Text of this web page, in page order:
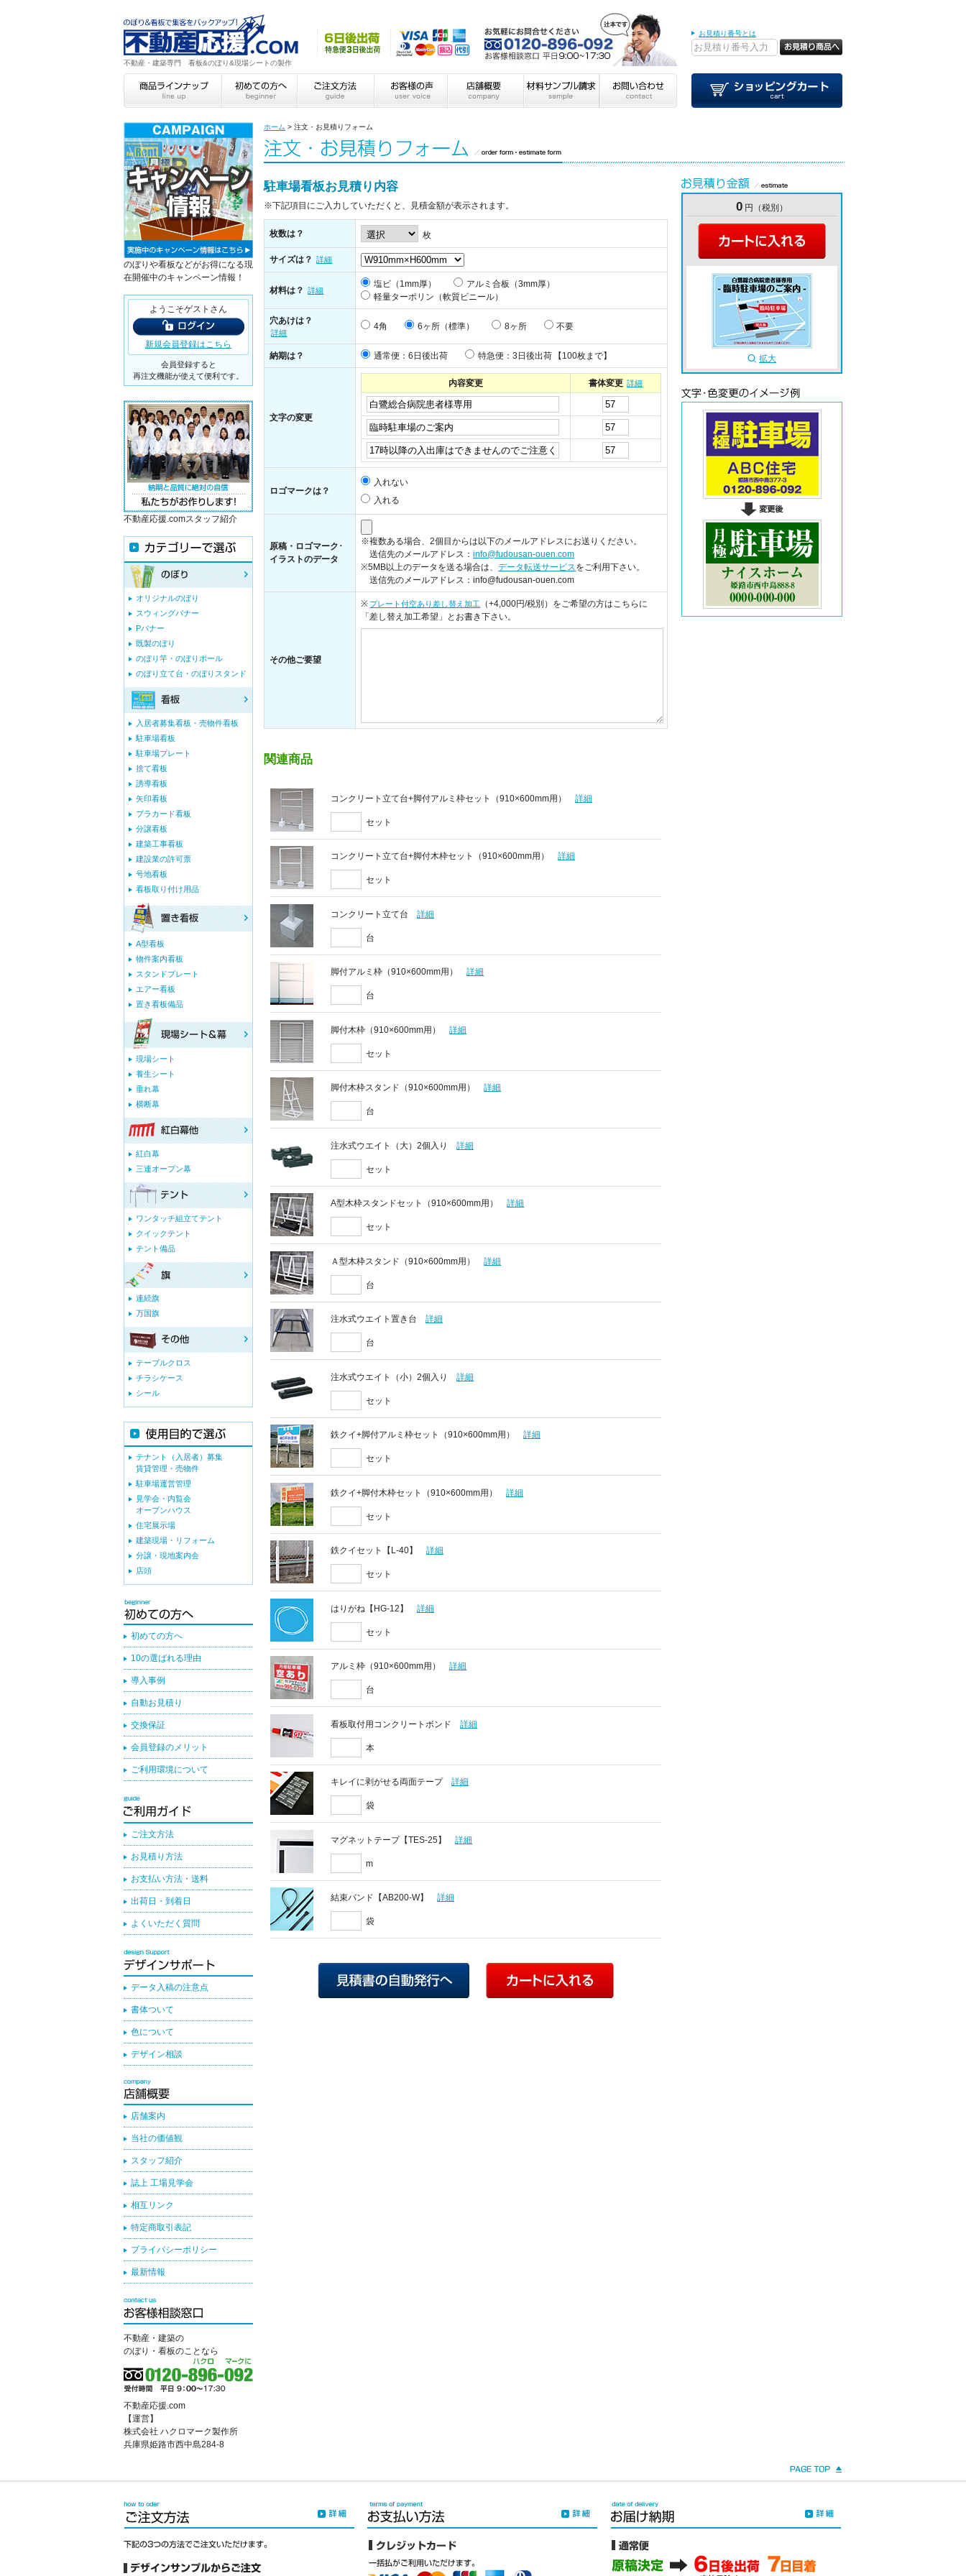
不動産・建築専門 看板&のぼり&現場シートの製作
お見積り番号とは
ホーム > 注文・お見積りフォーム
駐車場看板お見積り内容
※下記項目にご入力していただくと、見積金額が表示されます。
枚数は？ 枚
サイズは？ 詳細
材料は？ 詳細
塩ビ（1mm厚）
アルミ合板（3mm厚）
軽量ターポリン（軟質ビニール）
穴あけは？
詳細
4角 6ヶ所（標準） 8ヶ所 不要
納期は？ 通常便：6日後出荷 特急便：3日後出荷 【100枚まで】
文字の変更
内容変更 書体変更 詳細
ロゴマークは？
入れない
入れる
原稿・ロゴマーク･
イラストのデータ
※複数ある場合、2個目からは以下のメールアドレスにお送りください。
送信先のメールアドレス：info@fudousan-ouen.com
※5MB以上のデータを送る場合は、データ転送サービスをご利用下さい。
送信先のメールアドレス：info@fudousan-ouen.com
その他ご要望
※ プレート付空あり差し替え加工
（+4,000円/税別）をご希望の方はこちらに
「差し替え加工希望」とお書き下さい。
関連商品
コンクリート立て台+脚付アルミ枠セット（910×600mm用） 詳細
セット
コンクリート立て台+脚付木枠セット（910×600mm用） 詳細
セット
コンクリート立て台 詳細
台
脚付アルミ枠（910×600mm用） 詳細
台
脚付木枠（910×600mm用） 詳細
セット
脚付木枠スタンド（910×600mm用） 詳細
台
注水式ウエイト（大）2個入り 詳細
セット
A型木枠スタンドセット（910×600mm用） 詳細
セット
Ａ型木枠スタンド（910×600mm用） 詳細
台
注水式ウエイト置き台 詳細
台
注水式ウエイト（小）2個入り 詳細
セット
鉄クイ+脚付アルミ枠セット（910×600mm用） 詳細
セット
鉄クイ+脚付木枠セット（910×600mm用） 詳細
セット
鉄クイセット【L-40】 詳細
セット
はりがね【HG-12】 詳細
セット
アルミ枠（910×600mm用） 詳細
台
看板取付用コンクリートボンド 詳細
本
キレイに剥がせる両面テープ 詳細
袋
マグネットテープ【TES-25】 詳細
m
結束バンド【AB200-W】 詳細
袋
0 円（税別）
拡大
のぼりや看板などがお得になる現
在開催中のキャンペーン情報！
ようこそゲストさん
新規会員登録はこちら
会員登録すると
再注文機能が使えて便利です。
不動産応援.comスタッフ紹介
オリジナルのぼり
スウィングバナー
Pバナー
既製のぼり
のぼり竿・のぼりポール
のぼり立て台・のぼりスタンド
入居者募集看板・売物件看板
駐車場看板
駐車場プレート
捨て看板
誘導看板
矢印看板
プラカード看板
分譲看板
建築工事看板
建設業の許可票
号地看板
看板取り付け用品
A型看板
物件案内看板
スタンドプレート
エアー看板
置き看板備品
現場シート
養生シート
垂れ幕
横断幕
紅白幕
三連オープン幕
ワンタッチ組立てテント
クイックテント
テント備品
連続旗
万国旗
テーブルクロス
チラシケース
シール
テナント（入居者）募集
賃貸管理・売物件
駐車場運営管理
見学会・内覧会
オープンハウス
住宅展示場
建築現場・リフォーム
分譲・現地案内会
店頭
初めての方へ
10の選ばれる理由
導入事例
自動お見積り
交換保証
会員登録のメリット
ご利用環境について
ご注文方法
お見積り方法
お支払い方法・送料
出荷日・到着日
よくいただく質問
データ入稿の注意点
書体ついて
色について
デザイン相談
店舗案内
当社の価値観
スタッフ紹介
誌上 工場見学会
相互リンク
特定商取引表記
プライバシーポリシー
最新情報
不動産・建築の
のぼり・看板のことなら
不動産応援.com
【運営】
株式会社 ハクロマーク製作所
兵庫県姫路市西中島284-8